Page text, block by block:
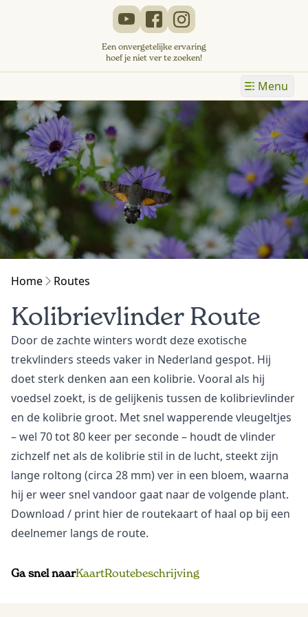
Een onvergetelijke ervaring
hoef je niet ver te zoeken!
Menu
Home Routes
Kolibrievlinder Route
Door de zachte winters wordt deze exotische
trekvlinders steeds vaker in Nederland gespot. Hij
doet sterk denken aan een kolibrie. Vooral als hij
voedsel zoekt, is de gelijkenis tussen de kolibrievlinder
en de kolibrie groot. Met snel wapperende vleugeltjes
– wel 70 tot 80 keer per seconde – houdt de vlinder
zichzelf net als de kolibrie stil in de lucht, steekt zijn
lange roltong (circa 28 mm) ver in een bloem, waarna
hij er weer snel vandoor gaat naar de volgende plant.
Download / print hier de routekaart of haal op bij een
deelnemer langs de route.
Ga snel naarKaartRoutebeschrijving